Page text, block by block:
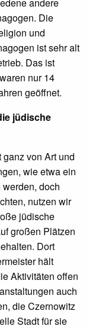
Die
und
ist sehr alt
Das ist
nur 14
geöffnet.
jüdische
von Art und
wie etwa ein
doch
nutzen wir
jüdische
großen Plätzen
Dort
hält
Aktivitäten offen
auch
die Czernowitz
Stadt für sie